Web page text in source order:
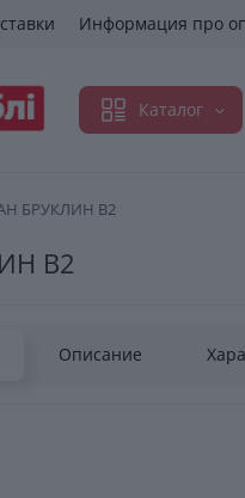
Информация про
Каталог
БРУКЛИН В2
В2
Описание